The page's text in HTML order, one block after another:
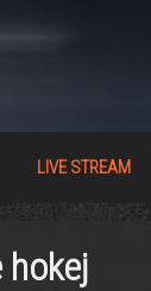
LIVE STREAM
hokej